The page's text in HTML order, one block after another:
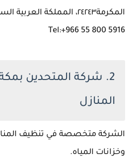
المكرمة٢٤٢٤٣، المملكة العربية السعودية
Tel:+966 55 800 5916
2. شركة المتحدين
المنازل
الشركة متخصصة في تنظيف
وخزانات المياه.